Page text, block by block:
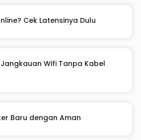
Cek Latensinya Dulu
Wifi Tanpa Kabel
Baru dengan Aman